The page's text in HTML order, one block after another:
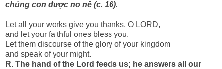
chúng con được no nê (c. 16).
Let all your works give you thanks, O LORD,
and let your faithful ones bless you.
Let them discourse of the glory of your kingdom
and speak of your might.
R. The hand of the Lord feeds us; he answers all our